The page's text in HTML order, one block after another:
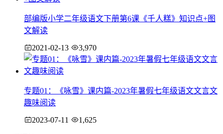
部编版小学二年级语文下册第6课《千人糕》知识点+图
文解读
2021-02-13 3,970
专题01：《咏雪》课内篇-2023年暑假七年级语文文言文
趣味阅读
2023-07-11 1,625